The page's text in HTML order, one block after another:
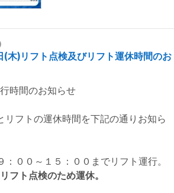
木)リフト点検及びリフト運休時間のお
時間のお知らせ
リフトの運休時間を下記の通りお知ら
００～１５：００までリフト運行。
フト点検のため運休。